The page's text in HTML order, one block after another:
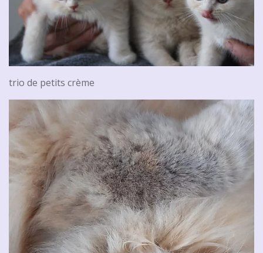
trio de petits crème